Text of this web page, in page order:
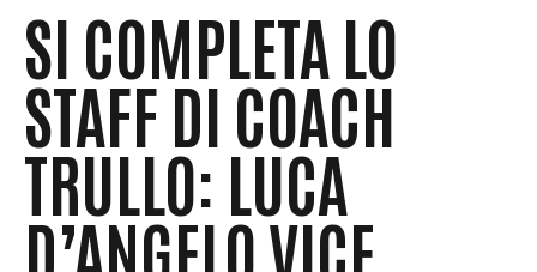
SI COMPLETA LO
STAFF DI COACH
TRULLO: LUCA
D’ANGELO VICE,